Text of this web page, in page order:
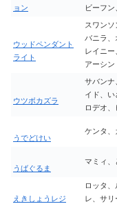
ョン
ビーフン
ウッドペンダント
ライト
スワンソ
バニラ、
レイニー
アーシン
ウツボカズラ
サバンナ
イド、い
ロデオ
うでどけい
ケンタ、
うばぐるま
マミィ、
えきしょうレジ
ロッタ
レ、サリ